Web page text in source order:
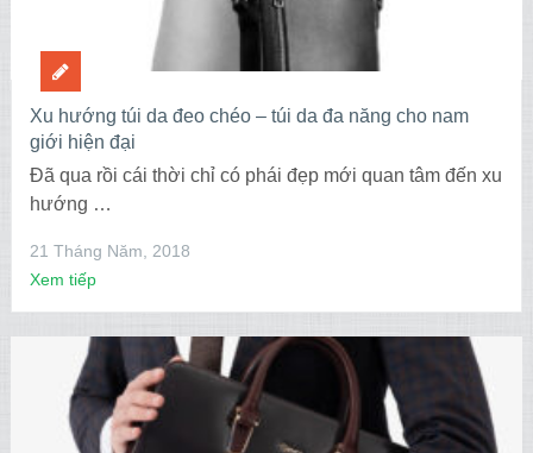
Xu hướng túi da đeo chéo – túi da đa năng cho nam
giới hiện đại
Đã qua rồi cái thời chỉ có phái đẹp mới quan tâm đến xu
hướng …
21 Tháng Năm, 2018
Xem tiếp